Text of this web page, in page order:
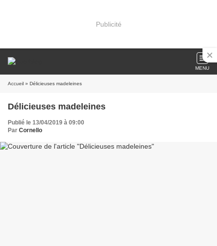
Publicité
MENU
Accueil » Délicieuses madeleines
Délicieuses madeleines
Publié le 13/04/2019 à 09:00
Par Cornello